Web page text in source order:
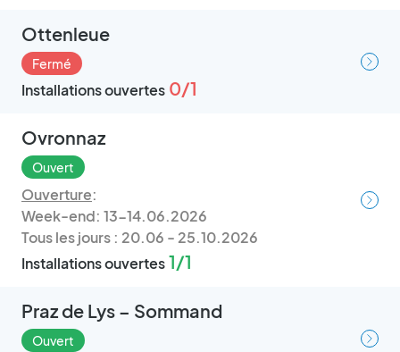
Ottenleue
Fermé
Installations ouvertes 0/1
Ovronnaz
Ouvert
Ouverture:
Week-end: 13-14.06.2026
Tous les jours : 20.06 - 25.10.2026
Installations ouvertes1/1
Praz de Lys – Sommand
Ouvert